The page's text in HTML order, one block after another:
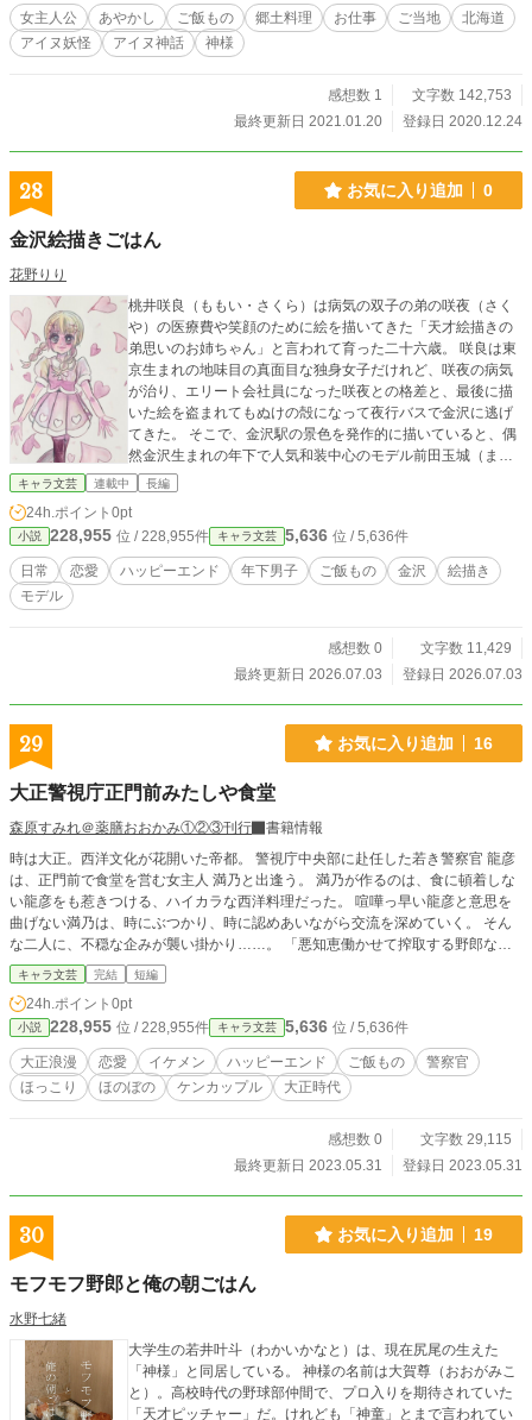
札幌を飛び出してオホーツク紋別市や道南せたな町に出張。
田舎嫌いの原因となった父とのわだかまりや、今にも人間を
滅ぼしたい過激派蝦夷神様。さらには海の異変も起きていて
日21時更新分で完結予定 ＊＊＊ ＊鈴野原 咲空（すずのは
Ep3にて登場。蝦夷神様 ＊鈴野原 ミサキ（すずのはら
女主人公 あやかし ご飯もの 郷土料理 お仕事 ご当地
北海道
アイヌ妖怪
アイヌ神話 神様
感想数 1
文字数 142,753
最終更新日 2021.01.20
登録日 2020.12.24
28 お気に入り追加 0
金沢絵描きごはん
花野りり
桃井咲良（ももい・さくら）は病気の双子の弟の咲夜（さく
や）の医療費や笑顔のために絵を描いてきた「天才絵描きの
弟思いのお姉ちゃん」と言われて育った二十六歳。 咲良は東
京生まれの地味目の真面目な独身女子だけれど、咲夜の病気
が治り、エリート会社員になった咲夜との格差と、最後に描
いた絵を盗まれてもぬけの殻になって夜行バスで金沢に逃げ
てきた。 そこで、金沢駅の景色を発作的に描いていると、偶
然金沢生まれの年下で人気和装中心のモデル前田玉城（まえ
だ・たまき）を助け、空腹のまま拾われて突然使用人として
で咲良は頑張ることを決意。石川県金沢のご飯に魅了される
咲良に、金沢愛の強いご満悦の玉城。虜になった咲良はそれ
を美味しく描いていく……♡
キャラ文芸 連載中 長編
24h.ポイント 0pt
小説 228,955 位 / 228,955件 キャラ文芸 5,636 位 / 5,636件
日常 恋愛 ハッピーエンド 年下男子 ご飯もの 金沢
絵描き
モデル
感想数 0
文字数 11,429
最終更新日 2026.07.03
登録日 2026.07.03
29 お気に入り追加 16
大正警視庁正門前みたしや食堂
森原すみれ＠薬膳おおかみ①②③刊行
書籍情報
時は大正。西洋文化が花開いた帝都。 警視庁中央部に赴任した若き警察官 龍彦
は、正門前で食堂を営む女主人 満乃と出逢う。 満乃が作るのは、食に頓着しな
い龍彦をも惹きつける、ハイカラな西洋料理だった。 喧嘩っ早い龍彦と意思を
曲げない満乃は、時にぶつかり、時に認めあいながら交流を深めていく。 そん
な二人に、不穏な企みが襲い掛かり……。 「悪知恵働かせて搾取する野郎なん
ざ、荷車喰らって当然だろ」 「人の矜持を踏みつけにする無礼者に出すものは
ございません！」 ケンカップル(未満)なふたりの、じれじれ甘い恋物語です。
※ノベマ！、小説家になろうに同作掲載しております
キャラ文芸 完結 短編
24h.ポイント 0pt
小説 228,955 位 / 228,955件 キャラ文芸 5,636 位 / 5,636件
大正浪漫 恋愛 イケメン ハッピーエンド ご飯もの
警察官
ほっこり
ほのぼの ケンカップル 大正時代
感想数 0
文字数 29,115
最終更新日 2023.05.31
登録日 2023.05.31
30 お気に入り追加 19
モフモフ野郎と俺の朝ごはん
水野七緒
大学生の若井叶斗（わかいかなと）は、現在尻尾の生えた
「神様」と同居している。 神様の名前は大賀尊（おおがみこ
と）。高校時代の野球部仲間で、プロ入りを期待されていた
「天才ピッチャー」だ。けれども「神童」とまで言われてい